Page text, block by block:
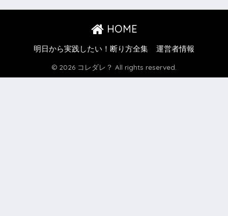
HOME
明日から実践したい！断り方全集 運営者情報
© 2026 コレダレ？ All rights reserved.